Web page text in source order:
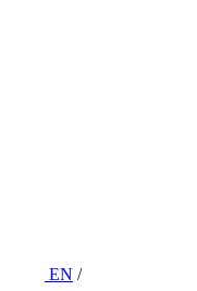
EN /